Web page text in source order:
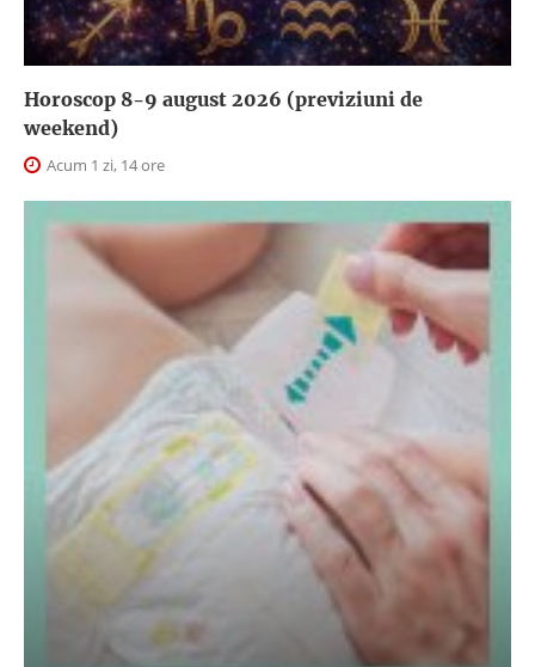
Horoscop 8-9 august 2026 (previziuni de
weekend)
Acum 1 zi, 14 ore